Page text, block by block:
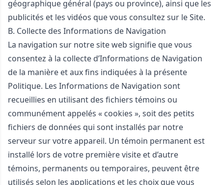
géographique général (pays ou province), ainsi que les
publicités et les vidéos que vous consultez sur le Site.
B. Collecte des Informations de Navigation
La navigation sur notre site web signifie que vous
consentez à la collecte d’Informations de Navigation
de la manière et aux fins indiquées à la présente
Politique. Les Informations de Navigation sont
recueillies en utilisant des fichiers témoins ou
communément appelés « cookies », soit des petits
fichiers de données qui sont installés par notre
serveur sur votre appareil. Un témoin permanent est
installé lors de votre première visite et d’autre
témoins, permanents ou temporaires, peuvent être
utilisés selon les applications et les choix que vous